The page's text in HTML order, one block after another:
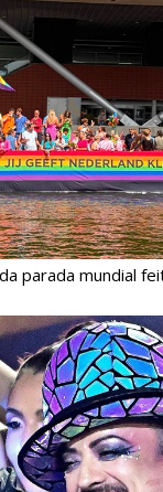
parada mundial